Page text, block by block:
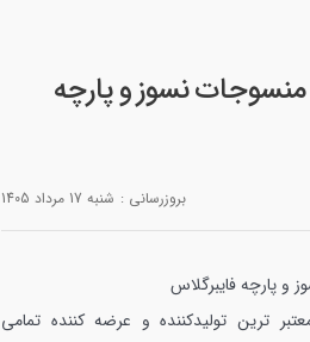
منسوجات نسوز و پارچه
بروزرسانی : شنبه 17 مرداد 1405
و پارچه فایبرگلاس
ترین تولیدکننده و عرضه کننده تمامی